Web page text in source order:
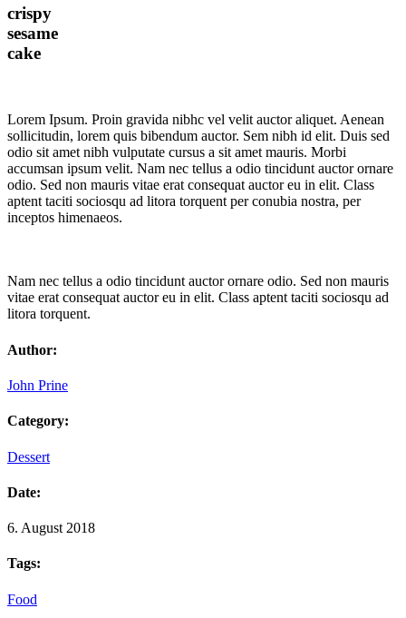
crispy
sesame
cake
Lorem Ipsum. Proin gravida nibhc vel velit auctor aliquet. Aenean
sollicitudin, lorem quis bibendum auctor. Sem nibh id elit. Duis sed
odio sit amet nibh vulputate cursus a sit amet mauris. Morbi
accumsan ipsum velit. Nam nec tellus a odio tincidunt auctor ornare
odio. Sed non mauris vitae erat consequat auctor eu in elit. Class
aptent taciti sociosqu ad litora torquent per conubia nostra, per
inceptos himenaeos.
Nam nec tellus a odio tincidunt auctor ornare odio. Sed non mauris
vitae erat consequat auctor eu in elit. Class aptent taciti sociosqu ad
litora torquent.
Author:
John Prine
Category:
Dessert
Date:
6. August 2018
Tags:
Food